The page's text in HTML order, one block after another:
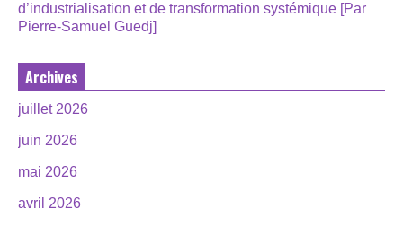
d’industrialisation et de transformation systémique [Par
Pierre-Samuel Guedj]
Archives
juillet 2026
juin 2026
mai 2026
avril 2026